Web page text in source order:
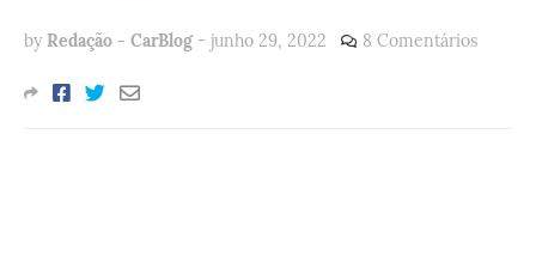
by Redação - CarBlog - junho 29, 2022 8 Comentários